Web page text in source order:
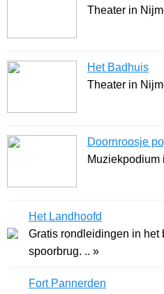
Theater in
Het Badhuis
Theater in
Doornroosje
Muziekpodium
Het Landhoofd
Gratis rondleidingen in
spoorbrug. .. »
Fort Pannerden